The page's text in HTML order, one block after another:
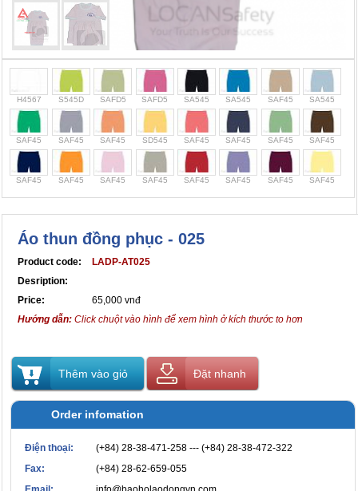
H4567 S545D SAFD5 SAFD5 SA545 SA545 SAF45 SA545
SAF45 SAF45 SAF45 SD545 SAF45 SAF45 SAF45 SAF45
SAF45 SAF45 SAF45 SAF45 SAF45 SAF45 SAF45 SAF45
Áo thun đồng phục - 025
Product code:
LADP-AT025
Desription:
Price:
65,000 vnđ
Hướng dẫn: Click chuột vào hình để xem hình ở kích thước to hơn
Thêm vào giỏ Đặt nhanh
Order infomation
Điện thoại:
(+84) 28-38-471-258 --- (+84) 28-38-472-322
Fax:
(+84) 28-62-659-055
Chính sách bảo mật thông tin